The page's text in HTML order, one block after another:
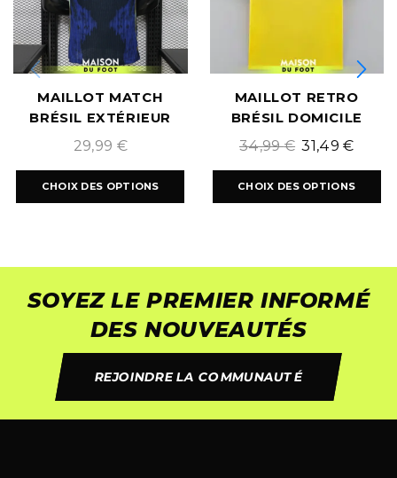
MAILLOT MATCH
BRÉSIL EXTÉRIEUR
COUPE DU MONDE
29,99 €
CHOIX DES OPTIONS
MAILLOT RETRO
BRÉSIL DOMICILE
1970/1971
34,99€ 31,49€
CHOIX DES OPTIONS
SOYEZ LE PREMIER INFORMÉ
DES NOUVEAUTÉS
REJOINDRE LA COMMUNAUTÉ